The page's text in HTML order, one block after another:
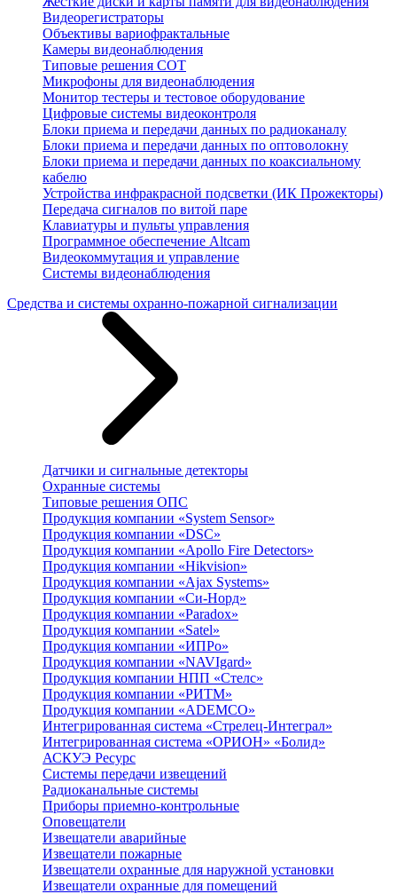
Видеорегистраторы
Объективы вариофрактальные
Камеры видеонаблюдения
Типовые решения СОТ
Микрофоны для видеонаблюдения
Монитор тестеры и тестовое оборудование
Цифровые системы видеоконтроля
Блоки приема и передачи данных по радиоканалу
Блоки приема и передачи данных по оптоволокну
Блоки приема и передачи данных по коаксиальному
кабелю
Устройства инфракрасной подсветки (ИК Прожекторы)
Передача сигналов по витой паре
Клавиатуры и пульты управления
Программное обеспечение Altcam
Видеокоммутация и управление
Системы видеонаблюдения
Средства и системы охранно-пожарной сигнализации
Датчики и сигнальные детекторы
Охранные системы
Типовые решения ОПС
Продукция компании «System Sensor»
Продукция компании «DSC»
Продукция компании «Apollo Fire Detectors»
Продукция компании «Hikvision»
Продукция компании «Ajax Systems»
Продукция компании «Си-Норд»
Продукция компании «Paradox»
Продукция компании «Satel»
Продукция компании «ИПРо»
Продукция компании «NAVIgard»
Продукция компании НПП «Стелс»
Продукция компании «РИТМ»
Продукция компании «ADEMCO»
Интегрированная система «Стрелец-Интеграл»
Интегрированная система «ОРИОН» «Болид»
АСКУЭ Ресурс
Системы передачи извещений
Радиоканальные системы
Приборы приемно-контрольные
Оповещатели
Извещатели аварийные
Извещатели пожарные
Извещатели охранные для наружной установки
Извещатели охранные для помещений